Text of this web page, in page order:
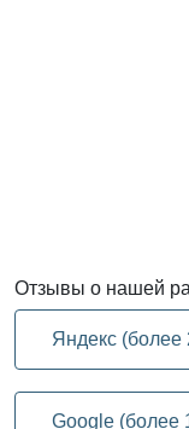
Отзывы о нашей
Яндекс (более
Google (более